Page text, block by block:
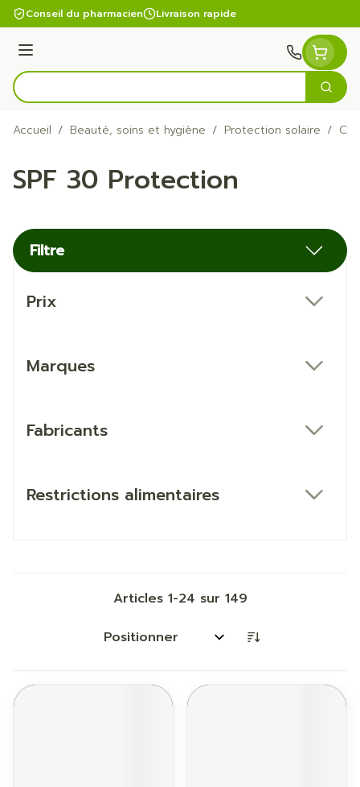
Aller au contenu
Conseil du pharmacien Livraison rapide
Menu
Rechercher
Accueil / Beauté, soins et hygiène / Protection solaire /
SPF 30 Protection
Filtre
Prix
Marques
Fabricants
Restrictions alimentaires
Articles 1-24 sur 149
Trier par: